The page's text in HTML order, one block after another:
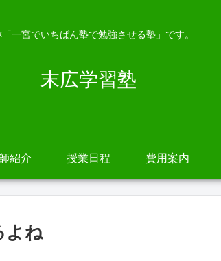
「一宮でいちばん塾で勉強させる塾」です。
末広学習塾
紹介 授業日程 費用案内
よね